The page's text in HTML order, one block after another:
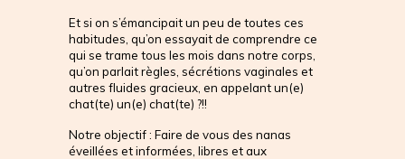
Et si on s’émancipait un peu de toutes ces
habitudes, qu’on essayait de comprendre ce
qui se trame tous les mois dans notre corps,
qu’on parlait règles, sécrétions vaginales et
autres fluides gracieux, en appelant un(e)
chat(te) un(e) chat(te) ?!!
Notre objectif : Faire de vous des nanas
éveillées et informées, libres et aux